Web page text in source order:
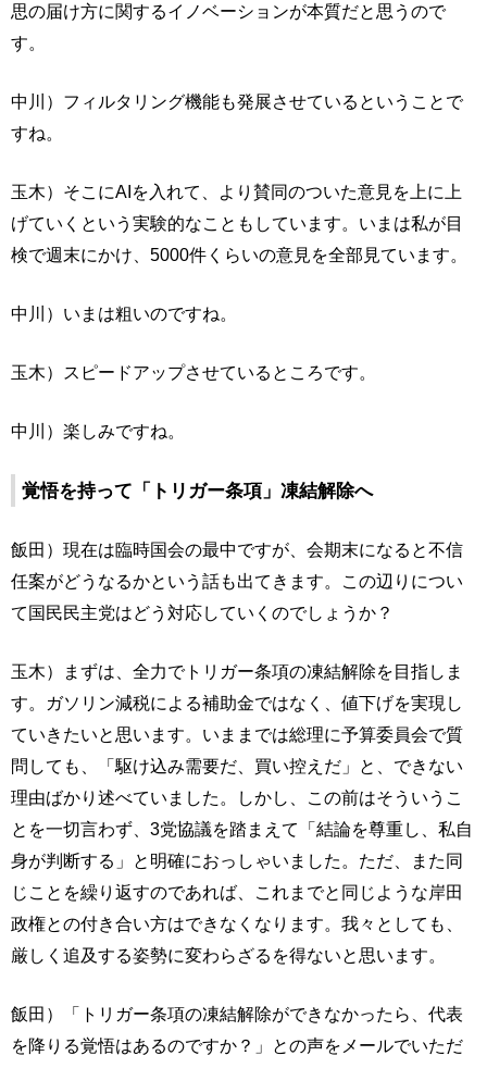
思の届け方に関するイノベーションが本質だと思うので
す。
中川）フィルタリング機能も発展させているということで
すね。
玉木）そこにAIを入れて、より賛同のついた意見を上に上
げていくという実験的なこともしています。いまは私が目
検で週末にかけ、5000件くらいの意見を全部見ています。
中川）いまは粗いのですね。
玉木）スピードアップさせているところです。
中川）楽しみですね。
覚悟を持って「トリガー条項」凍結解除へ
飯田）現在は臨時国会の最中ですが、会期末になると不信
任案がどうなるかという話も出てきます。この辺りについ
て国民民主党はどう対応していくのでしょうか？
玉木）まずは、全力でトリガー条項の凍結解除を目指しま
す。ガソリン減税による補助金ではなく、値下げを実現し
ていきたいと思います。いままでは総理に予算委員会で質
問しても、「駆け込み需要だ、買い控えだ」と、できない
理由ばかり述べていました。しかし、この前はそういうこ
とを一切言わず、3党協議を踏まえて「結論を尊重し、私自
身が判断する」と明確におっしゃいました。ただ、また同
じことを繰り返すのであれば、これまでと同じような岸田
政権との付き合い方はできなくなります。我々としても、
厳しく追及する姿勢に変わらざるを得ないと思います。
飯田）「トリガー条項の凍結解除ができなかったら、代表
を降りる覚悟はあるのですか？」との声をメールでいただ